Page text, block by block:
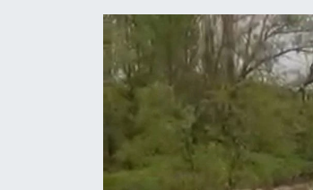
Tokat Haber
Haber Arşivi